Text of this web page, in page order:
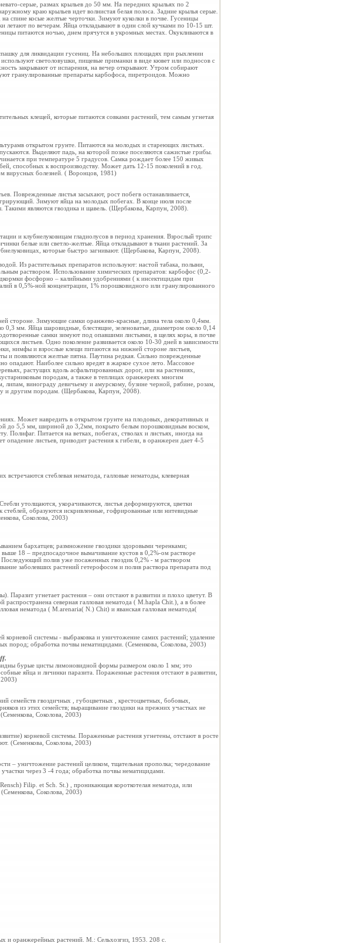
серые, размах крыльев до 50 мм. На передних крыльях по 2
краю крыльев идет волнистая белая полоса. Задние крылья серые.
спине косые желтые черточки. Зимуют куколки в почве. Гусеницы
летают по вечерам. Яйца откладывают в один слой кучками по 10-15 шт.
питаются ночью, днем прячутся в укромных местах. Окукливаются в
для ликвидации гусениц. На небольших площадях при рыхлении
светоловушки, пищевые приманки в виде кювет или подносов с
закрывают от испарения, на вечер открывают. Утром собирают
гранулированные препараты карбофоса, пиретроидов. Можно
клещей, которые питаются совками растений, тем самым угнетая
открытом грунте. Питаются на молодых и стареющих листьях.
Выделяют падь, на которой позже поселяются сажистые грибы.
при температуре 5 градусов. Самка рождает более 150 живых
способных к воспроизводству. Может дать 12-15 поколений в год.
вирусных болезней. ( Воронцов, 1981)
Поврежденные листья засыхают, рост побегв останавливается,
Зимуют яйца на молодых побегах. В конце июля после
являются гвоздика и щавель. (Щербакова, Карпун, 2008).
и клубнелуковицам гладиолусов в период хранения. Взрослый трипс
белые или светло-желтые. Яйца откладывают в ткани растений. За
которые быстро загнивают. (Щербакова, Карпун, 2008).
Из растительных препаратов используют: настой табака, полыни,
раствором. Использование химических препаратов: карбофос (0,2-
фосфорно – калийными удобрениями ( к инсектицидам при
в 0,5%-ной концентрации, 1% порошковидного или гранулированного
стороне. Зимующие самки оранжево-красные, длина тела около 0,4мм.
мм. Яйца шаровидные, блестящие, зеленоватые, диаметром около 0,14
самки зимуют под опавшими листьями, в щелях коры, в почве
листьев. Одно поколение развивается около 10-30 дней в зависимости
нимфы и взрослые клещи питаются на нижней стороне листьев,
и появляются желтые пятна. Паутина редкая. Сильно поврежденные
опадают. Наиболее сильно вредят в жаркое сухое лето. Массовое
растущих вдоль асфальтированных дорог, или на растениях,
породам, а также в теплицах оранжереях многим
винограду девичьему и амурскому, бузине черной, рябине, розам,
и другим породам. (Щербакова, Карпун, 2008).
Может навредить в открытом грунте на плодовых, декоративных и
до 5,5 мм, шириной до 3,2мм, покрыто белым порошковидным воском,
Полифаг. Питается на ветках, побегах, стволах и листьях, иногда на
листьев, приводит растения к гибели, в оранжереи дает 4-5
стеблевая нематода, галловые нематоды, клеверная
утолщаются, укорачиваются, листья деформируются, цветки
образуются искривленные, гофрированные или нитевидные
Соколова, 2003)
бархатцев; размножение гвоздики здоровыми черенками;
18 – предпосадочное вымачивание кустов в 0,2%-ом растворе
полив уже посаженных гвоздик 0,2% - м раствором
заболевших растений гетерофосом и полив раствора препарата под
угнетает растения – они отстают в развитии и плохо цветут. В
северная галловая нематода ( M.hapla Chit.), а в более
нематода ( M.arenaria( N.) Chit) и яванская галловая нематода(
системы - выбраковка и уничтожение самих растений; удаление
пород; обработка почвы нематицидами. (Семенкова, Соколова, 2003)
бурые цисты лимоновидной формы размером около 1 мм; это
яйца и личинки паразита. Пораженные растения отстают в развитии,
2003)
семейств гвоздичных , губоцветных , крестоцветных, бобовых,
из этих семейств; выращивание гвоздики на прежних участках не
Соколова, 2003)
корневой системы. Пораженные растения угнетены, отстают в росте
(Семенкова, Соколова, 2003)
– уничтожение растений целиком, тщательная прополка; чередование
через 3 -4 года; обработка почвы нематицидами.
Filip. et Sch. St.) , проникающая короткотелая нематода, или
Соколова, 2003)
и оранжерейных растений. М.: Сельхозгиз, 1953. 208 с.